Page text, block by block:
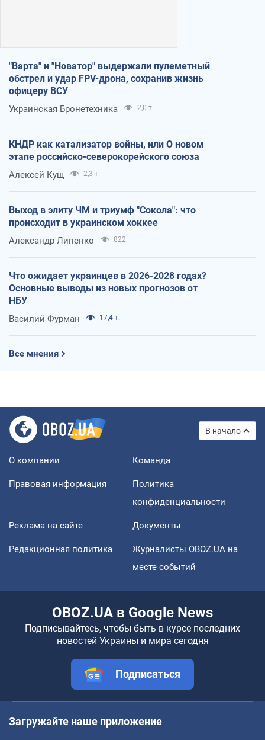
"Варта" и "Новатор" выдержали пулеметный
обстрел и удар FPV-дрона, сохранив жизнь
офицеру ВСУ
Украинская Бронетехника 2,0 т.
КНДР как катализатор войны, или О новом
этапе российско-северокорейского союза
Алексей Кущ 2,3 т.
Выход в элиту ЧМ и триумф "Сокола": что
происходит в украинском хоккее
Александр Липенко 822
Что ожидает украинцев в 2026-2028 годах?
Основные выводы из новых прогнозов от
НБУ
Василий Фурман 17,4 т.
Все мнения
В начало
О компании Команда
Правовая информация
Политика
конфиденциальности
Реклама на сайте Документы
Редакционная политика
Журналисты OBOZ.UA на
месте событий
OBOZ.UA в Google News
Подписывайтесь, чтобы быть в курсе последних
новостей Украины и мира сегодня
Подписаться
Загружайте наше приложение